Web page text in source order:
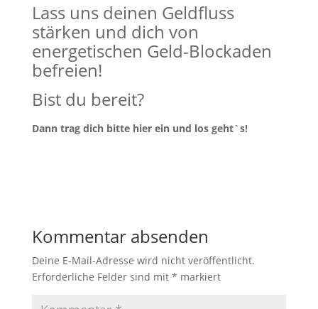
Lass uns deinen Geldfluss
stärken und dich von
energetischen Geld-Blockaden
befreien!
Bist du bereit?
Dann trag dich bitte hier ein und los geht`s!
Kommentar absenden
Deine E-Mail-Adresse wird nicht veröffentlicht.
Erforderliche Felder sind mit * markiert